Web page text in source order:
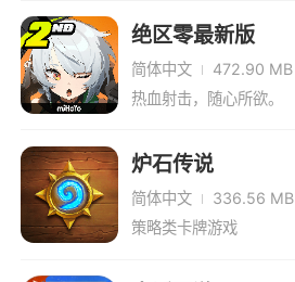
绝区零最新版
简体中文
472.90 MB
热血射击，随心所欲。
炉石传说
简体中文
336.56 MB
策略类卡牌游戏